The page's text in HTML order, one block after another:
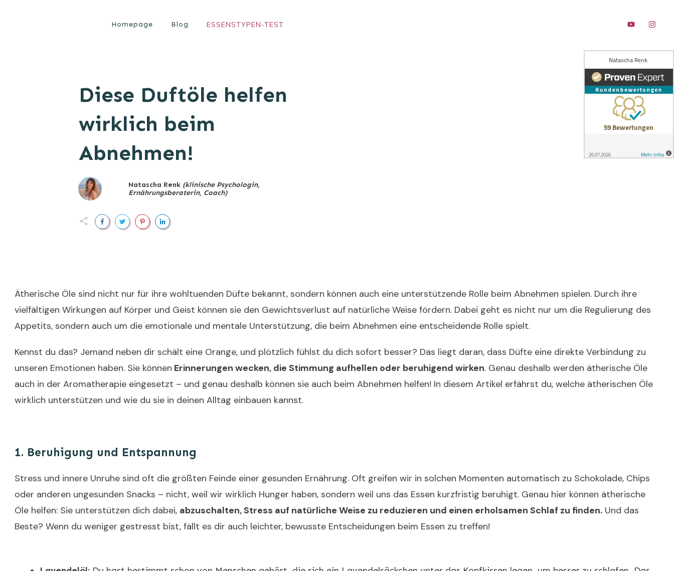
Homepage Blog ESSENSTYPEN-TEST
Diese Duftöle helfen
wirklich beim
Abnehmen!
Natascha Renk (klinische Psychologin,
Ernährungsberaterin, Coach)
Ätherische Öle sind nicht nur für ihre wohltuenden Düfte bekannt, sondern können auch eine unterstützende Rolle beim Abnehmen spielen. Durch ihre
vielfältigen Wirkungen auf Körper und Geist können sie den Gewichtsverlust auf natürliche Weise fördern. Dabei geht es nicht nur um die Regulierung des
Appetits, sondern auch um die emotionale und mentale Unterstützung, die beim Abnehmen eine entscheidende Rolle spielt.
Kennst du das? Jemand neben dir schält eine Orange, und plötzlich fühlst du dich sofort besser? Das liegt daran, dass Düfte eine direkte Verbindung zu
unseren Emotionen haben. Sie können Erinnerungen wecken, die Stimmung aufhellen oder beruhigend wirken. Genau deshalb werden ätherische Öle
auch in der Aromatherapie eingesetzt – und genau deshalb können sie auch beim Abnehmen helfen! In diesem Artikel erfährst du, welche ätherischen Öle
wirklich unterstützen und wie du sie in deinen Alltag einbauen kannst.
1. Beruhigung und Entspannung
Stress und innere Unruhe sind oft die größten Feinde einer gesunden Ernährung. Oft greifen wir in solchen Momenten automatisch zu Schokolade, Chips
oder anderen ungesunden Snacks – nicht, weil wir wirklich Hunger haben, sondern weil uns das Essen kurzfristig beruhigt. Genau hier können ätherische
Öle helfen: Sie unterstützen dich dabei, abzuschalten, Stress auf natürliche Weise zu reduzieren und einen erholsamen Schlaf zu finden. Und das
Beste? Wenn du weniger gestresst bist, fällt es dir auch leichter, bewusste Entscheidungen beim Essen zu treffen!